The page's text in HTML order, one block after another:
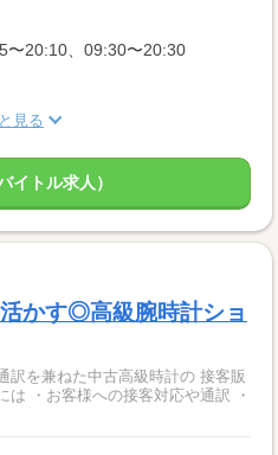
〜20:10、09:30〜20:30
見る
イトル求人）
かす◎高級腕時計ショ
訳を兼ねた中古高級時計の 接客販
・お客様への接客対応や通訳 ・